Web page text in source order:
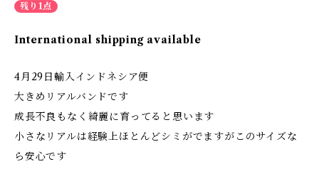
残り1点
International shipping available
4月29日輸入インドネシア便
大きめリアルバンドです
成長不良もなく綺麗に育ってると思います
小さなリアルは経験上ほとんどシミがでますがこのサイズな
ら安心です